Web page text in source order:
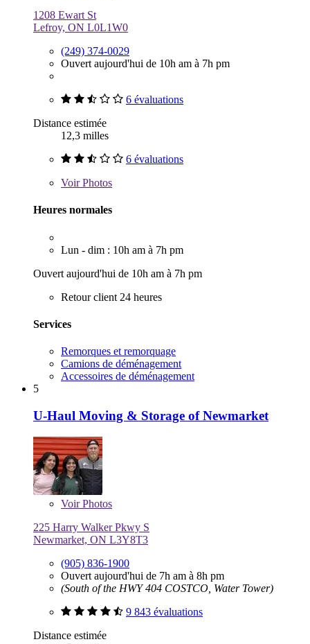
1208 Ewart St
Lefroy, ON L0L1W0
(249) 374-0029
Ouvert aujourd'hui de 10h am à 7h pm
6 évaluations
Distance estimée
12,3 milles
6 évaluations
VoirPhotos
Heures normales
Lun - dim : 10h am à 7h pm
Ouvert aujourd'hui de 10h am à 7h pm
Retour client 24 heures
Services
Remorques et remorquage
Camions de déménagement
Accessoires de déménagement
5
U-Haul Moving & Storage of Newmarket
VoirPhotos
225 Harry Walker Pkwy S
Newmarket, ON L3Y8T3
(905) 836-1900
Ouvert aujourd'hui de 7h am à 8h pm
(South of the HWY 404 COSTCO, Water Tower)
9 843 évaluations
Distance estimée